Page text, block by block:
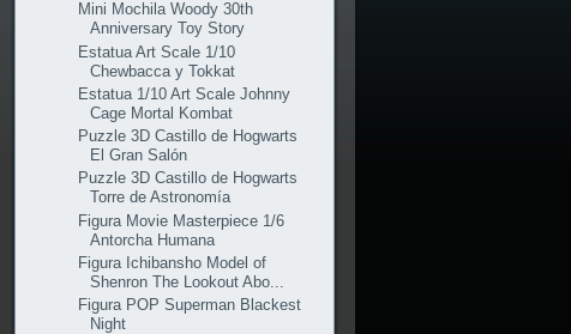
Mini Mochila Woody 30th
Anniversary Toy Story
Estatua Art Scale 1/10
Chewbacca y Tokkat
Estatua 1/10 Art Scale Johnny
Cage Mortal Kombat
Puzzle 3D Castillo de Hogwarts
El Gran Salón
Puzzle 3D Castillo de Hogwarts
Torre de Astronomía
Figura Movie Masterpiece 1/6
Antorcha Humana
Figura Ichibansho Model of
Shenron The Lookout Abo...
Figura POP Superman Blackest
Night